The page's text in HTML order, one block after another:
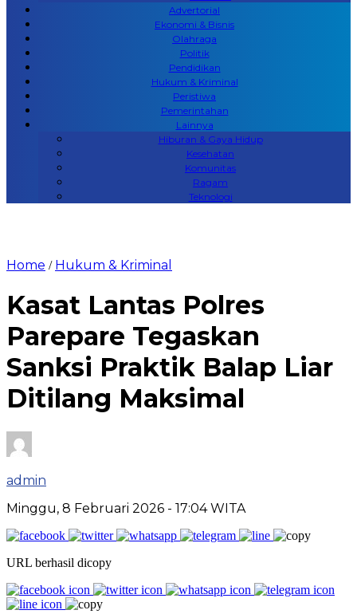
Advertorial
Ekonomi & Bisnis
Olahraga
Politik
Pendidikan
Hukum & Kriminal
Peristiwa
Pemerintahan
Lainnya
Hiburan & Gaya Hidup
Kesehatan
Komunitas
Ragam
Teknologi
Home / Hukum & Kriminal
Kasat Lantas Polres
Parepare Tegaskan
Sanksi Praktik Balap Liar
Ditilang Maksimal
admin
Minggu, 8 Februari 2026 - 17:04 WITA
URL berhasil dicopy